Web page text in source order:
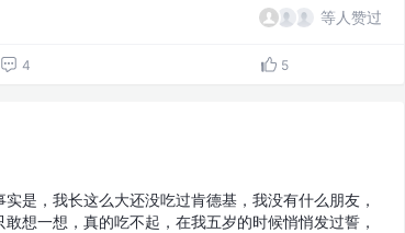
等人赞过
4 5
是，我长这么大还没吃过肯德基，我没有什么朋友，
想一想，真的吃不起，在我五岁的时候悄悄发过誓，